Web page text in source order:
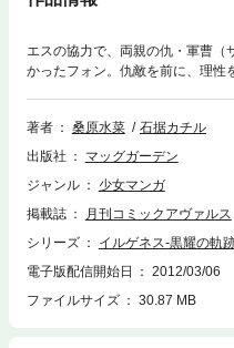
エスの協力で、両親の仇・軍曹（
かったフォン。仇敵を前に、理性
著者 桑原水菜
石据カチル
出版社
マッグガーデン
ジャンル
少女マンガ
掲載誌
月刊コミックアヴァルス
シリーズ
イルゲネス-黒耀の軌
電子版配信開始日
2012/03/06
ファイルサイズ
30.87 MB